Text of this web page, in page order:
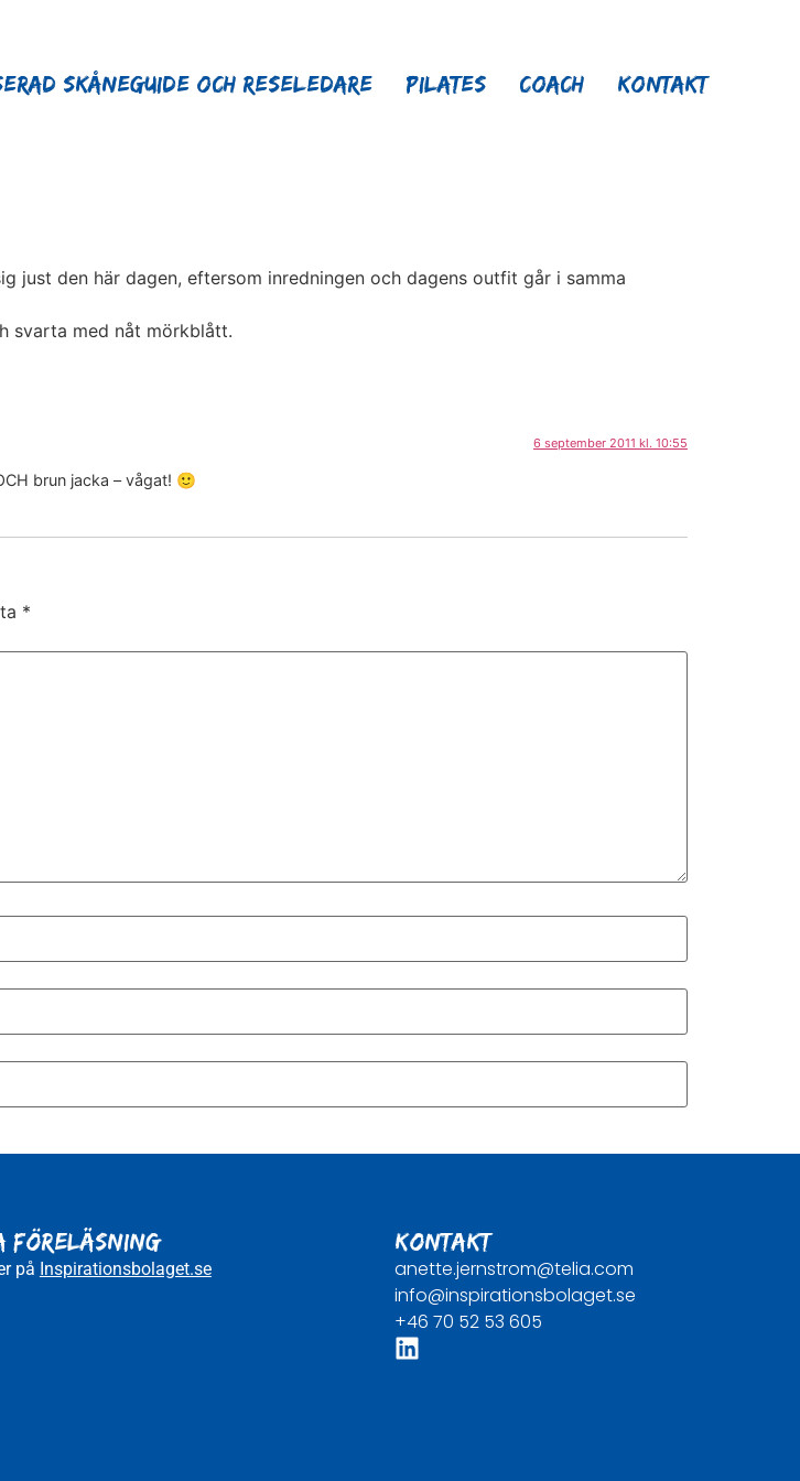
Skåneguide och Reseledare Pilates Coach Kontakt
den här dagen, eftersom inredningen och dagens outfit går i samma
svarta med nåt mörkblått.
6 september 2011 kl. 10:55
brun jacka – vågat! 🙂
*
FÖRELÄSNING
på Inspirationsbolaget.se
KONTAKT
anette.jernstrom@telia.com
info@inspirationsbolaget.se
+46 70 52 53 605